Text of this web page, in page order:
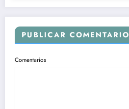
PUBLICAR COMENTARIO
Comentarios